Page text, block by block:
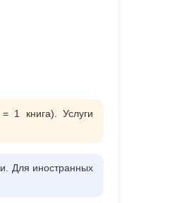
1 книга). Услуги
Для иностранных